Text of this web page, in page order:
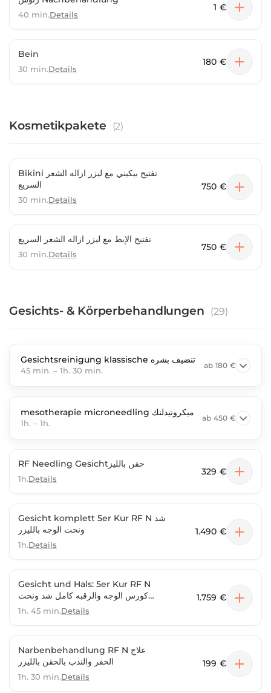
40 min.Details
1 €
Bein
30 min.Details
180 €
Kosmetikpakete (2)
Bikini تفتيح بيكيني مع ليزر ازاله الشعر
السريع
30 min.Details
750 €
تفتيح الإبط مع ليزر ازاله الشعر السريع
30 min.Details
750 €
Gesichts- & Körperbehandlungen (29)
Gesichtsreinigung klassische تنضيف بشره
45 min. – 1h. 30 min.
ab 180 €
mesotherapie microneedling ميكرونيدلنك
1h. – 1h.
ab 450 €
RF Needling Gesichtحقن بالليز
1h.Details
329 €
Gesicht komplett 5er Kur RF N شد
ونحت الوجه بالليزر
1h.Details
1.490 €
Gesicht und Hals: 5er Kur RF N
كورس الوجه والرقبه كامل شد ونحت
الوجه بالليزر
1h. 45 min.Details
1.759 €
Narbenbehandlung RF N علاج
الحفر والندب بالحقن بالليزر
1h. 30 min.Details
199 €